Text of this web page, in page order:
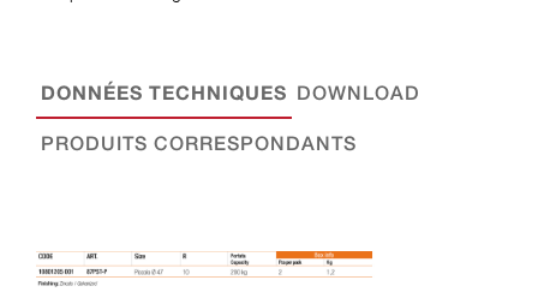
DONNÉES TECHNIQUES DOWNLOAD
PRODUITS CORRESPONDANTS